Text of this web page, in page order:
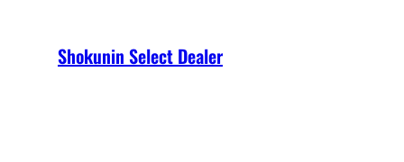
Shokunin Select Dealer